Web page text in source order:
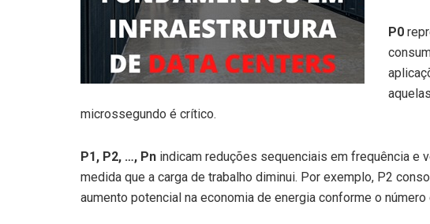
P0
microssegundo é crítico.
P1, P2, …, Pn indicam reduções sequenciais em frequência e
medida que a carga de trabalho diminui. Por exemplo, P2
aumento potencial na economia de energia conforme o